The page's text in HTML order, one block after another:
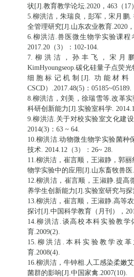
状[J].教育教学论坛.2020，463（17
5.柳洪洁，朱瑞良，彭军，宋月鹏
全管理研究[J].山东农业教育.2020
6.柳洪洁.兽医微生物学实验课程
2017.20（3）：102-104.
7.柳洪洁，孙丰飞，宋月
KimHyoungseop.碳化硅量子点荧
细胞标记机制[J]. 功能材料
CSCD）.2017.48(5)：05185~05189.
8.柳洪洁，刘美，徐瑞雪等.改革
科研创新能力[J].实验室科学.
9.柳洪洁.关于对校实验室文化建
2014(3)：63 ~ 64.
10.柳洪洁.动物微生物学实验菌种
技术. 2014.12（3）：26~ 28.
11.柳洪洁，崔言顺，王淑静，郭
物学实验中的应用[J].山东畜牧兽医
12.柳洪洁，崔言顺，王淑静.提高
养学生创新能力[J].实验室研究与探
13.柳洪洁，崔言顺，王淑静.高等
探讨[J].中国科学教育（月刊），
14.柳洪洁.谈高校本科实验教学
育.2009(2).
15.柳洪洁.本科实验教学改
育.2008(4).
16.柳洪洁，牛钟相.人工感染柔嫩
菌群的影响[J].中国家禽.2007(10).